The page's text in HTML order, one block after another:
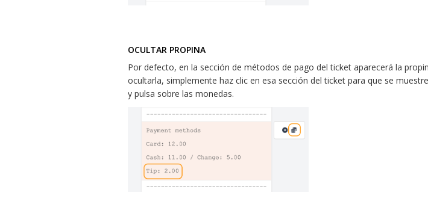
OCULTAR PROPINA
Por defecto, en la sección de métodos de pago del ticket aparecerá la
ocultarla, simplemente haz clic en esa sección del ticket para que se
y pulsa sobre las monedas.